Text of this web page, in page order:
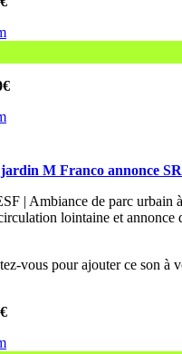
jardin M Franco annonce SR
| Ambiance de parc urbain
lointaine et